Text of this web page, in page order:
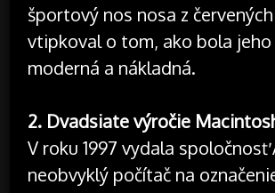
športový nos nosa z
vtipkoval o tom, ako bola
moderná a nákladná.
2. Dvadsiate výročie
V roku 1997 vydala spoločnosť
neobvyklý počítač na